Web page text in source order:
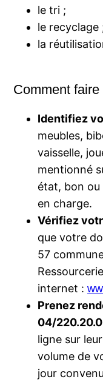
le tri ;
le recyclage
la
Comment
Identifiez
meubles,
vaisselle,
mentionné
état, bon ou
en charge.
Vérifiez
que votre
57
internet :
Prenez
04/
ligne sur
volume de
jour